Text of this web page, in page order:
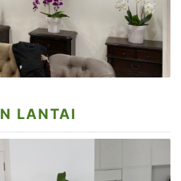
LANTAI